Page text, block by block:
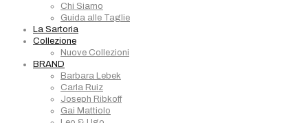
Chi Siamo
Guida alle Taglie
La Sartoria
Collezione
Nuove Collezioni
BRAND
Barbara Lebek
Carla Ruiz
Joseph Ribkoff
Gai Mattiolo